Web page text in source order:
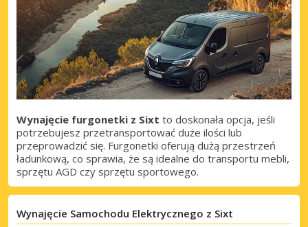
Wynajęcie furgonetki z Sixt to doskonała opcja, jeśli
potrzebujesz przetransportować duże ilości lub
przeprowadzić się. Furgonetki oferują dużą przestrzeń
ładunkową, co sprawia, że są idealne do transportu mebli,
sprzętu AGD czy sprzętu sportowego.
Wynajęcie Samochodu Elektrycznego z Sixt